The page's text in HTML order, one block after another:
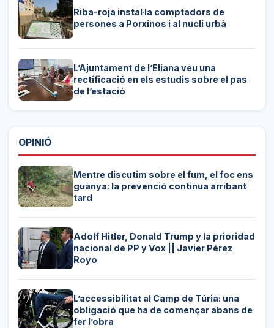
Riba-roja instal·la comptadors de
persones a Porxinos i al nucli urbà
L’Ajuntament de l’Eliana veu una
rectificació en els estudis sobre el pas
de l’estació
OPINIÓ
Mentre discutim sobre el fum, el foc ens
guanya: la prevenció continua arribant
tard
Adolf Hitler, Donald Trump y la prioridad
nacional de PP y Vox || Javier Pérez
Royo
L’accessibilitat al Camp de Túria: una
obligació que ha de començar abans de
fer l’obra